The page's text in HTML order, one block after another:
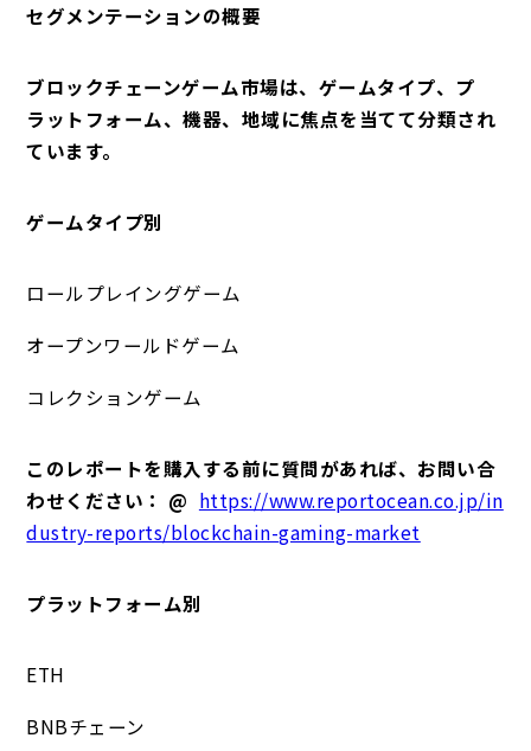
セグメンテーションの概要
ブロックチェーンゲーム市場は、ゲームタイプ、プ
ラットフォーム、機器、地域に焦点を当てて分類され
ています。
ゲームタイプ別
ロールプレイングゲーム
オープンワールドゲーム
コレクションゲーム
このレポートを購入する前に質問があれば、お問い合
わせください： @ https://www.reportocean.co.jp/in
dustry-reports/blockchain-gaming-market
プラットフォーム別
ETH
BNBチェーン